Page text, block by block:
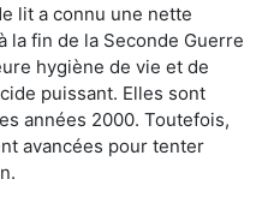
lit a connu une nette
la fin de la Seconde Guerre
hygiène de vie et de
puissant. Elles sont
années 2000. Toutefois,
avancées pour tenter